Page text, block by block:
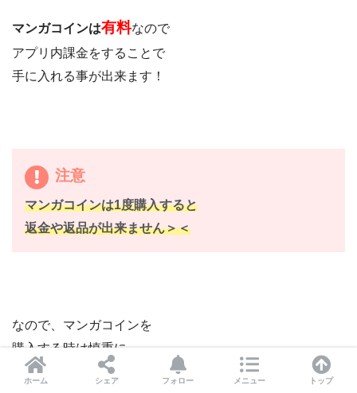
マンガコインは有料なので
アプリ内課金をすることで
手に入れる事が出来ます！
注意
マンガコインは1度購入すると
返金や返品が出来ません＞＜
なので、マンガコインを
購入する時は慎重に、
内容に誤りが無いように
ホーム シェア フォロー メニュー トップ